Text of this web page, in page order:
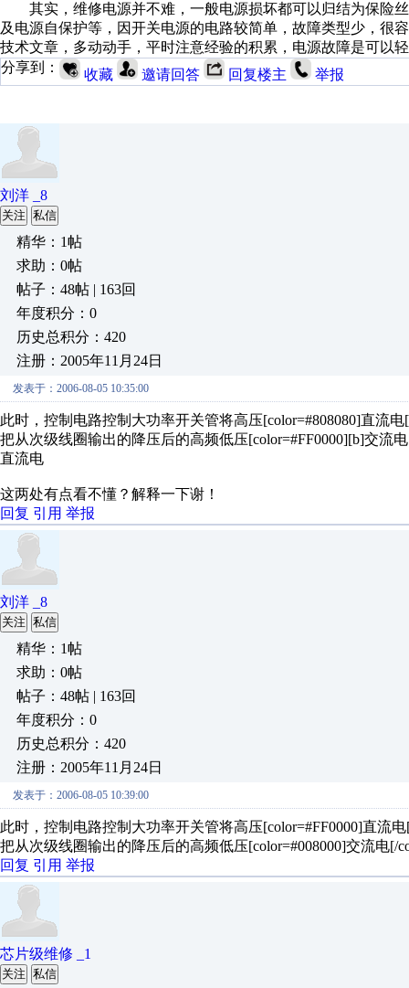
其实，维修电源并不难，一般电源损坏都可以归结为保险
及电源自保护等，因开关电源的电路较简单，故障类型少，很
技术文章，多动动手，平时注意经验的积累，电源故障是可以
分享到：
收藏 邀请回答 回复楼主 举报
刘洋 _8
关注 私信
精华：1帖
求助：0帖
帖子：48帖 | 163回
年度积分：0
历史总积分：420
注册：2005年11月24日
发表于：2006-08-05 10:35:00
此时，控制电路控制大功率开关管将高压[color=#808080]直流
把从次级线圈输出的降压后的高频低压[color=#FF0000][b]交流
直流电
这两处有点看不懂？解释一下谢！
回复 引用 举报
刘洋 _8
关注 私信
精华：1帖
求助：0帖
帖子：48帖 | 163回
年度积分：0
历史总积分：420
注册：2005年11月24日
发表于：2006-08-05 10:39:00
此时，控制电路控制大功率开关管将高压[color=#FF0000]直流
把从次级线圈输出的降压后的高频低压[color=#008000]交流电
回复 引用 举报
芯片级维修 _1
关注 私信